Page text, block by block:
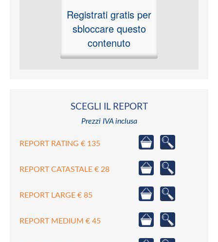
Registrati gratis per
sbloccare questo
contenuto
SCEGLI IL REPORT
Prezzi IVA inclusa
REPORT RATING € 135
REPORT CATASTALE € 28
REPORT LARGE € 85
REPORT MEDIUM € 45